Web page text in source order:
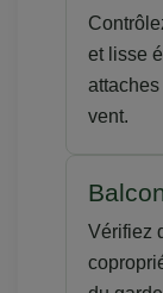
et lisse
vent.
Vérifiez